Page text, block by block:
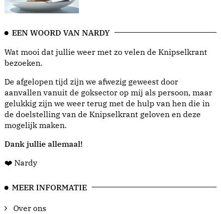
EEN WOORD VAN NARDY
Wat mooi dat jullie weer met zo velen de Knipselkrant
bezoeken.
De afgelopen tijd zijn we afwezig geweest door
aanvallen vanuit de goksector op mij als persoon, maar
gelukkig zijn we weer terug met de hulp van hen die in
de doelstelling van de Knipselkrant geloven en deze
mogelijk maken.
Dank jullie allemaal!
❤️ Nardy
MEER INFORMATIE
Over ons